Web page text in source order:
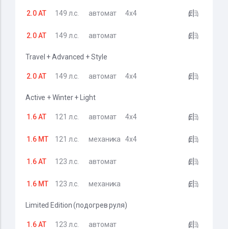
2.0 AT 149 л.с. автомат 4x4
2.0 AT 149 л.с. автомат
Travel + Advanced + Style
2.0 AT 149 л.с. автомат 4x4
Active + Winter + Light
1.6 AT 121 л.с. автомат 4x4
1.6 MT 121 л.с. механика 4x4
1.6 AT 123 л.с. автомат
1.6 MT 123 л.с. механика
Limited Edition (подогрев руля)
1.6 AT 123 л.с. автомат